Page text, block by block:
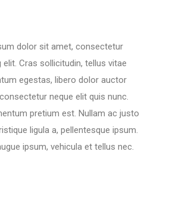
dolor sit amet, consectetur
elit. Cras sollicitudin, tellus vitae
egestas, libero dolor auctor
neque elit quis nunc.
pretium est. Nullam ac justo
ligula a, pellentesque ipsum.
ipsum, vehicula et tellus nec.